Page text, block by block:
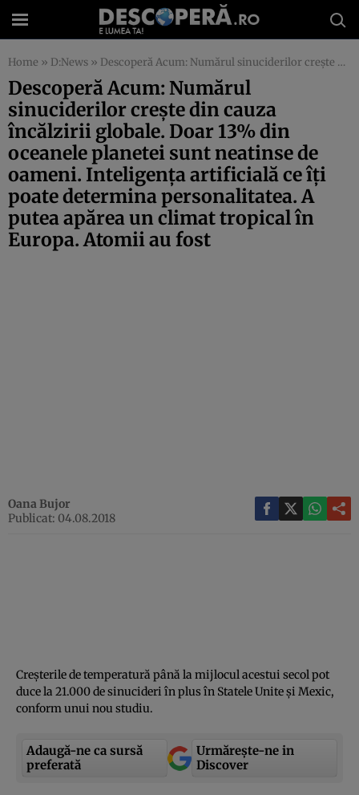
Home » D:News » Descoperă Acum: Numărul sinuciderilor creşte din cauza încălzirii globale. Doar 13% din oceanele planetei sunt neatinse de oameni. Inteligenţa artificială ce îţi poate determina personalitatea. A putea apărea un climat tropical în Europa. Atomii au fost
Descoperă Acum: Numărul
sinuciderilor creşte din cauza
încălzirii globale. Doar 13% din
oceanele planetei sunt neatinse de
oameni. Inteligenţa artificială ce îţi
poate determina personalitatea. A
putea apărea un climat tropical în
Europa. Atomii au fost
Oana Bujor
Publicat: 04.08.2018
Creşterile de temperatură până la mijlocul acestui secol pot
duce la 21.000 de sinucideri în plus în Statele Unite şi Mexic,
conform unui nou studiu.
Adaugă-ne ca sursă
preferată
Urmărește-ne in
Discover